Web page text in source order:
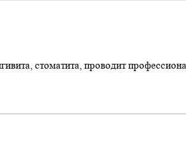
стоматита, проводит